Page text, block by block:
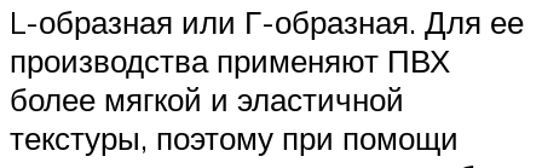
L-образная или Г-образная. Для ее
производства применяют ПВХ
более мягкой и эластичной
текстуры, поэтому при помощи